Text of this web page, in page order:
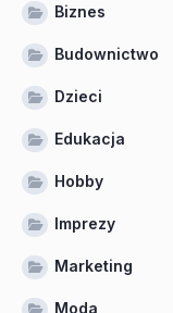
Biznes
Budownictwo
Dzieci
Edukacja
Hobby
Imprezy
Marketing
Moda